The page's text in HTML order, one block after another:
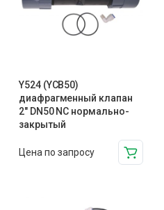
Y524 (YCB50)
диафрагменный клапан
2″ DN50 NC нормально-
закрытый
Цена по запросу